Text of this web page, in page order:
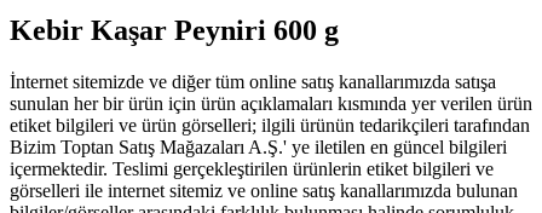
Kebir Kaşar Peyniri 600 g
İnternet sitemizde ve diğer tüm online satış kanallarımızda satışa
sunulan her bir ürün için ürün açıklamaları kısmında yer verilen ürün
etiket bilgileri ve ürün görselleri; ilgili ürünün tedarikçileri tarafından
Bizim Toptan Satış Mağazaları A.Ş.' ye iletilen en güncel bilgileri
içermektedir. Teslimi gerçekleştirilen ürünlerin etiket bilgileri ve
görselleri ile internet sitemiz ve online satış kanallarımızda bulunan